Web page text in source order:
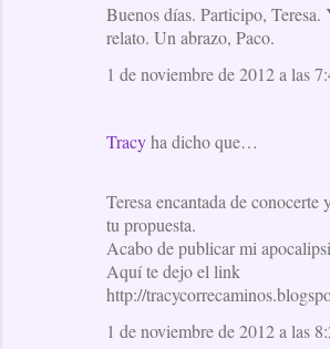
Buenos días. Participo, Teresa.
relato. Un abrazo, Paco.
1 de noviembre de 2012 a las
Tracyha dicho que…
Teresa encantada de conocerte
tu propuesta.
Acabo de publicar mi
Aquí te dejo el link
http://
1 de noviembre de 2012 a las